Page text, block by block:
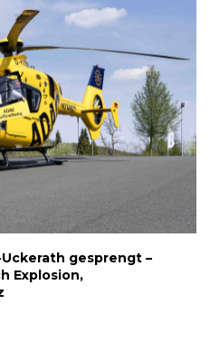
gesprengt –
Explosion,